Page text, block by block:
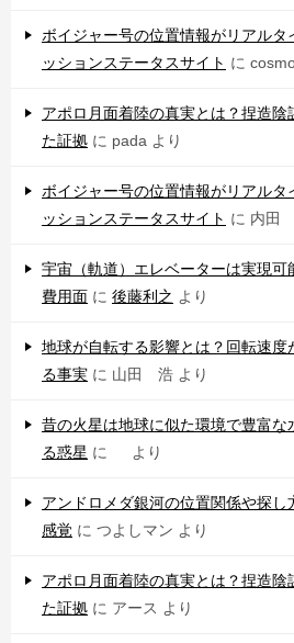
ボイジャー号の位置情報がリアルタ
ッションステータスサイト に
アポロ月面着陸の真実とは？捏造陰
た証拠 に pada より
ボイジャー号の位置情報がリアルタ
ッションステータスサイト に 内田
宇宙（軌道）エレベーターは実現可
費用面 に 後藤利之 より
地球が自転する影響とは？回転速
る事実 に 山田 浩 より
昔の火星は地球に似た環境で豊富な
る惑星 に より
アンドロメダ銀河の位置関係や探
感覚 に つよしマン より
アポロ月面着陸の真実とは？捏造陰
た証拠 に アース より